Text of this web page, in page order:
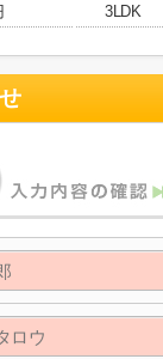
3LDK